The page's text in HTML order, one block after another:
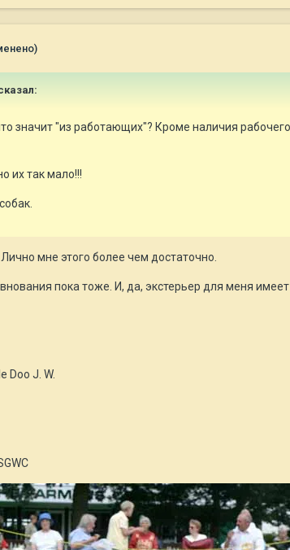
значит "из работающих"? Кроме наличия
их так мало!!!
мне этого более чем достаточно.
пока тоже. И, да, экстерьер для меня имеет
Doo J. W.